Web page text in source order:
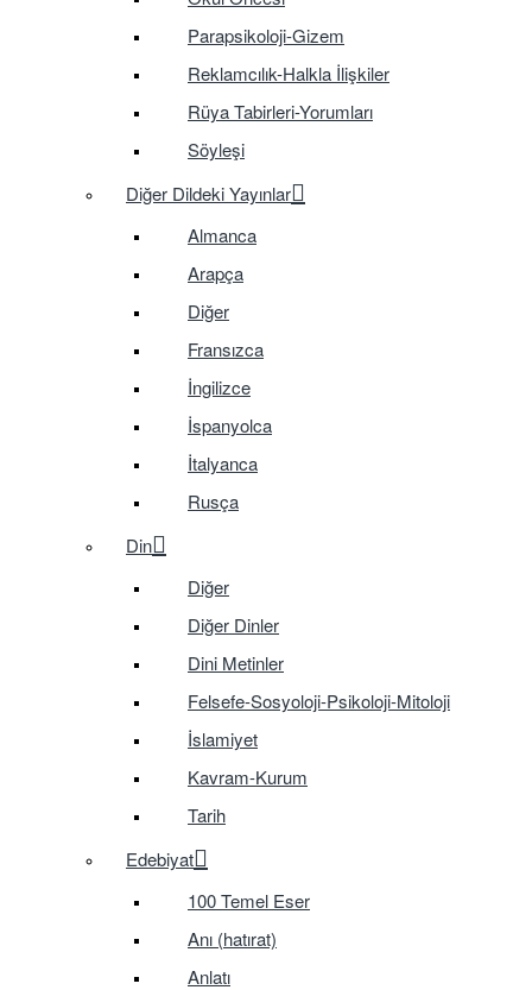
Parapsikoloji-Gizem
Reklamcılık-Halkla İlişkiler
Rüya Tabirleri-Yorumları
Söyleşi
Diğer Dildeki Yayınlar
Almanca
Arapça
Diğer
Fransızca
İngilizce
İspanyolca
İtalyanca
Rusça
Din
Diğer
Diğer Dinler
Dini Metinler
Felsefe-Sosyoloji-Psikoloji-Mitoloji
İslamiyet
Kavram-Kurum
Tarih
Edebiyat
100 Temel Eser
Anı (hatırat)
Anlatı